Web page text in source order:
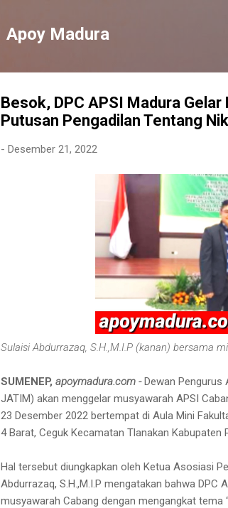
Apoy Madura
Besok, DPC APSI Madura
Putusan Pengadilan Tentang
- Desember 21, 2022
Sulaisi Abdurrazaq, S.H.,M.I.P (kanan) bersama
SUMENEP, apoymadura.com -Dewan Pengurus
JATIM) akan menggelar musyawarah APSI
23 Desember 2022 bertempat di Aula Mini
4 Barat, Ceguk Kecamatan Tlanakan Kabupaten
Hal tersebut diungkapkan oleh Ketua Asosiasi
Abdurrazaq, S.H.,M.I.P mengatakan bahwa DPC
musyawarah Cabang dengan mengangkat